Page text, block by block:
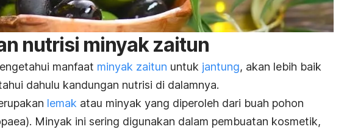
nutrisi minyak zaitun
manfaat minyak zaitun untuk jantung, akan lebih baik
dahulu kandungan nutrisi di dalamnya.
lemak atau minyak yang diperoleh dari buah pohon
). Minyak ini sering digunakan dalam pembuatan kosmetik,